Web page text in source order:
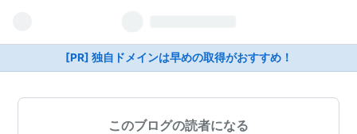
[PR] 独自ドメインは早めの取得がおすすめ！
このブログの読者になる